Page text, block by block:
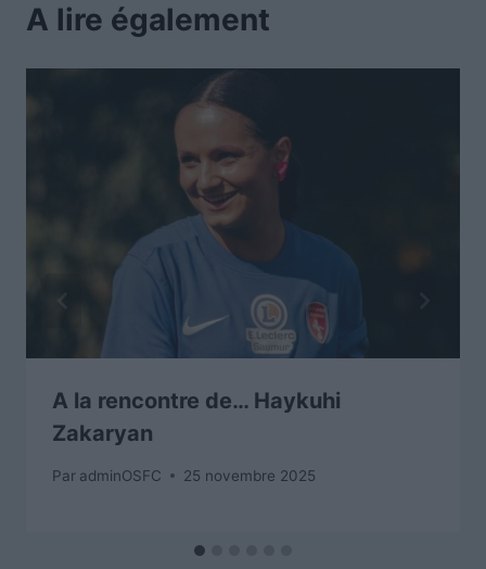
A lire également
A la rencontre de… Haykuhi
Zakaryan
Par adminOSFC 25 novembre 2025